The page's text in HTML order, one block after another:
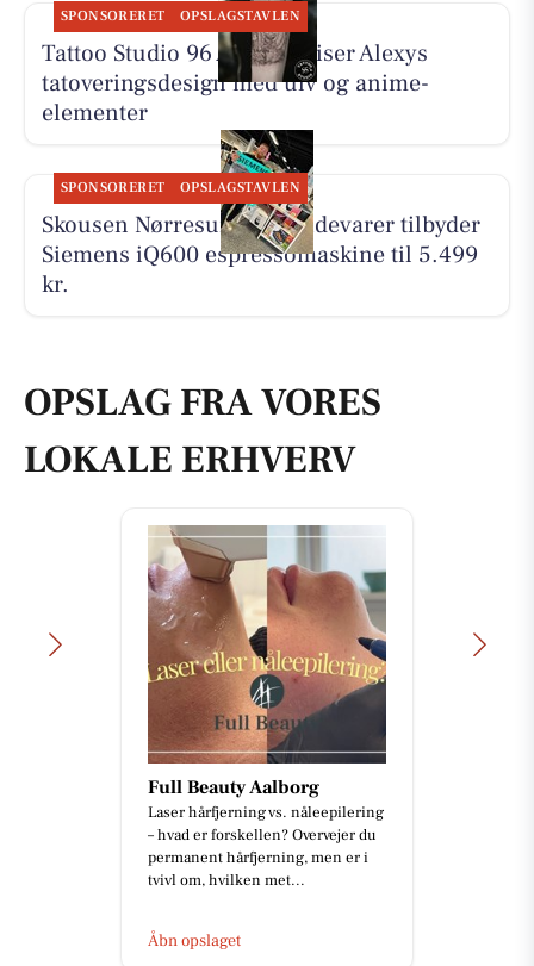
SPONSORERET OPSLAGSTAVLEN
Tattoo Studio 96 Aalborg viser Alexys
tatoveringsdesign med ulv og anime-
elementer
SPONSORERET OPSLAGSTAVLEN
Skousen Nørresundby Hvidevarer tilbyder
Siemens iQ600 espressomaskine til 5.499
kr.
OPSLAG FRA VORES
LOKALE ERHVERV
Full Beauty Aalborg
Laser hårfjerning vs. nåleepilering
– hvad er forskellen? Overvejer du
permanent hårfjerning, men er i
tvivl om, hvilken met...
Åbn opslaget